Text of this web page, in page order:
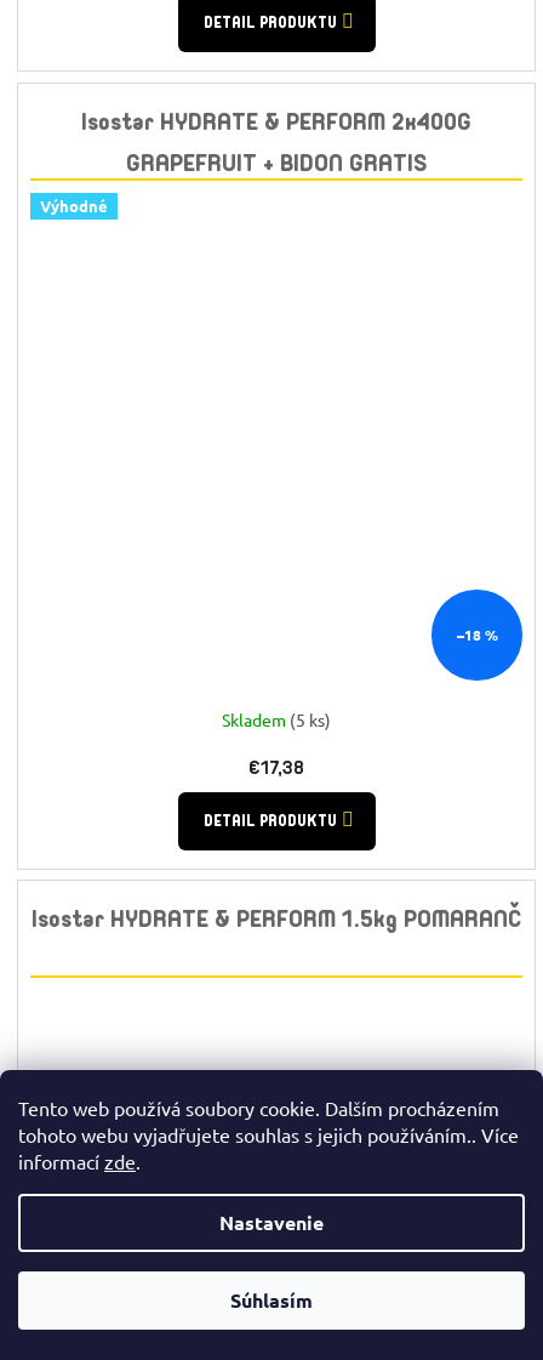
Tento web používá soubory cookie. Dalším procházením
tohoto webu vyjadřujete souhlas s jejich používáním.. Více
informací zde.
Nastavenie
Súhlasím
DETAIL PRODUKTU
Isostar HYDRATE & PERFORM 2x400G
GRAPEFRUIT + BIDON GRATIS
Výhodné
–18 %
Skladem (5 ks)
€17,38
DETAIL PRODUKTU
Isostar HYDRATE & PERFORM 1.5kg POMARANČ